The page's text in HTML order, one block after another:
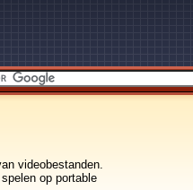
videobestanden.
op portable